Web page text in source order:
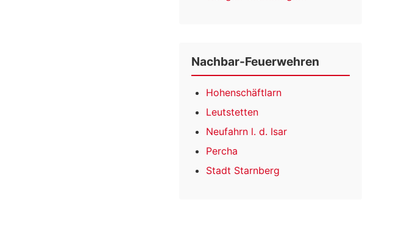
Nachbar-Feuerwehren
Hohenschäftlarn
Leutstetten
Neufahrn l. d. Isar
Percha
Stadt Starnberg